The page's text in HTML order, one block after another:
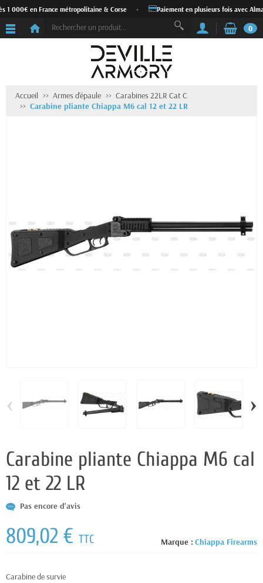
000€ en France métropolitaine & Corse Paiement en plusieurs fois avec Alma
0
Accueil Armes d'épaule
Carabines 22LR Cat C
Carabine pliante Chiappa M6 cal 12 et 22 LR
‹ ›
Carabine pliante Chiappa M6 cal
12 et 22 LR
Pas encore d'avis
Marque : Chiappa Firearms
809,02 € TTC
Carabine de survie